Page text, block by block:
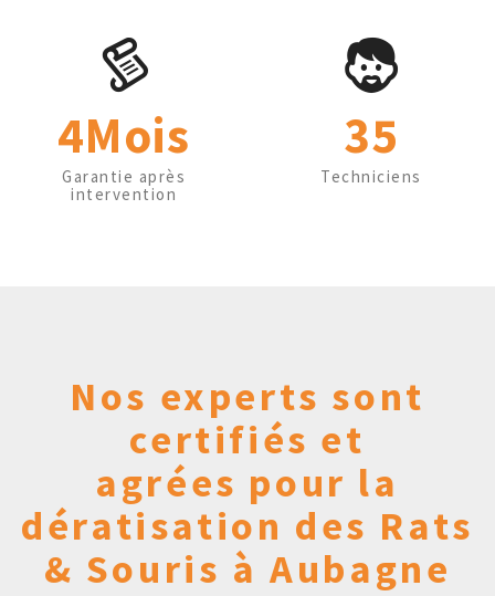
4Mois
Garantie après
intervention
35
Techniciens
Nos experts sont
certifiés et
agrées pour la
dératisation des Rats
& Souris à Aubagne